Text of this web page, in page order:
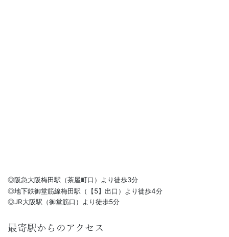
◎阪急大阪梅田駅（茶屋町口）より徒歩3分
◎地下鉄御堂筋線梅田駅（【5】出口）より徒歩4分
◎JR大阪駅（御堂筋口）より徒歩5分
最寄駅からのアクセス